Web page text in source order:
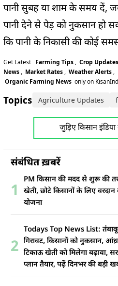
पानी सुबह या शाम के समय दें,
पानी देने से पेड़ को नुकसान हो
कि पानी के निकासी की कोई
Get Latest Farming Tips , Crop Updates
News , Market Rates , Weather Alerts ,
Organic Farming News only on
Topics: Agriculture Updates
जुड़िए किसान
संबंधित ख़बरें
1
PM किसान की मदद से शुरू की
खेती, छोटे किसानों के लिए वरदान
योजना
2
Todays Top News List:
गिरावट, किसानों को नुकसान,
टिकाऊ खेती को मिलेगा बढ़ावा,
प्लान तैयार, पढ़ें दिनभर की बड़ी